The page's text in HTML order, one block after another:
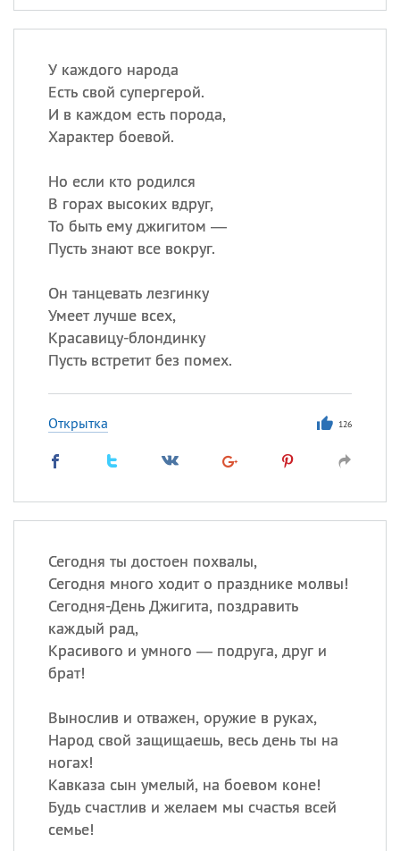
У каждого народа
Есть свой супергерой.
И в каждом есть порода,
Характер боевой.
Но если кто родился
В горах высоких вдруг,
То быть ему джигитом —
Пусть знают все вокруг.
Он танцевать лезгинку
Умеет лучше всех,
Красавицу-блондинку
Пусть встретит без помех.
Открытка 126
Сегодня ты достоен похвалы,
Сегодня много ходит о празднике молвы!
Сегодня-День Джигита, поздравить
каждый рад,
Красивого и умного — подруга, друг и
брат!
Вынослив и отважен, оружие в руках,
Народ свой защищаешь, весь день ты на
ногах!
Кавказа сын умелый, на боевом коне!
Будь счастлив и желаем мы счастья всей
семье!